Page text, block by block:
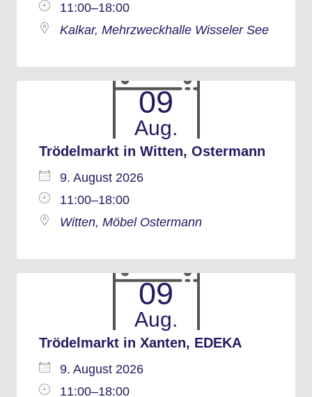
11:00–18:00
Kalkar, Mehrzweckhalle Wisseler See
09
Aug.
Trödelmarkt in Witten, Ostermann
9. August 2026
11:00–18:00
Witten, Möbel Ostermann
09
Aug.
Trödelmarkt in Xanten, EDEKA
9. August 2026
11:00–18:00